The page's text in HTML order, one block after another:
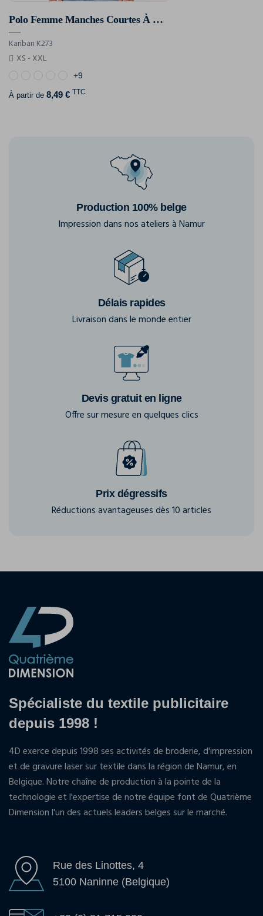
Polo Femme Manches Courtes À Liserés Contrastés
Kariban K273
XS - XXL
+9
À partir de 8,49 € TTC
Production 100% belge
Impression dans nos ateliers à Namur
Délais rapides
Livraison dans le monde entier
Devis gratuit en ligne
Offre sur mesure en quelques clics
Prix dégressifs
Réductions avantageuses dès 10 articles
Spécialiste du textile publicitaire
depuis 1998 !
4D exerce depuis 1998 ses activités de broderie, d'impression
et de gravure laser sur textile dans la région de Namur, en
Belgique. Notre chaîne de production à la pointe de la
technologie et l'expertise de notre équipe font de Quatrième
Dimension l'un des actuels leaders belges sur le marché.
Rue des Linottes, 4
5100 Naninne (Belgique)